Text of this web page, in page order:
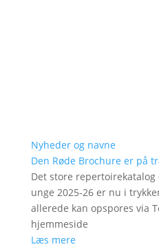
Nyheder og navne
Den Røde Brochure er på
Det store
unge 2025-26 er nu i
allerede kan opspores via
hjemmeside
Læs mere